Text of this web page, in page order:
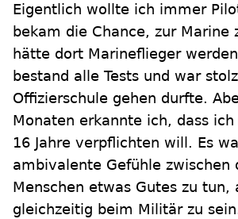
Eigentlich wollte ich immer
bekam die Chance, zur Marine
hätte dort Marineflieger
bestand alle Tests und war
Offizierschule gehen durfte.
Monaten erkannte ich, dass
16 Jahre verpflichten will. Es
ambivalente Gefühle zwischen
Menschen etwas Gutes zu tun,
gleichzeitig beim Militär zu